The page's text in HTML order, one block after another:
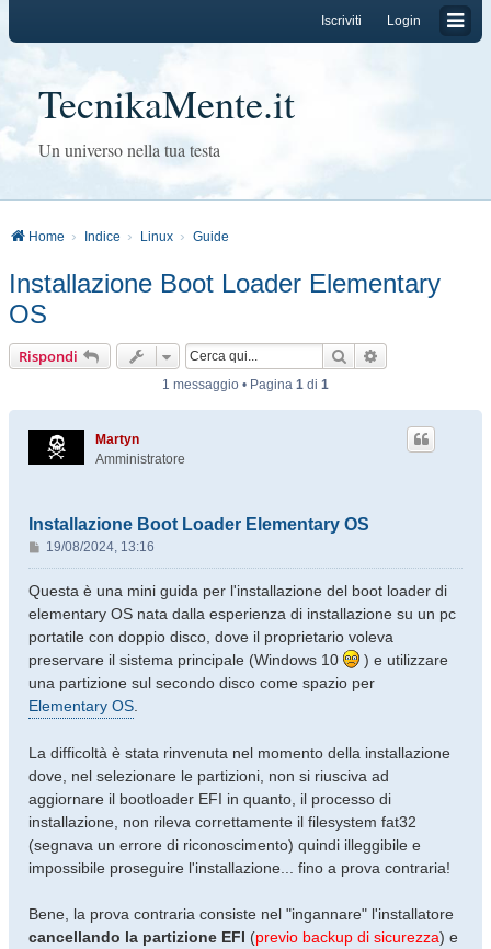
Login
Iscriviti
TecnikaMente.it
Un universo nella tua testa
Home Indice Linux Guide
Installazione Boot Loader Elementary
OS
Rispondi Cerca
1 messaggio • Pagina 1 di 1
Martyn
Amministratore
Installazione Boot Loader Elementary OS
M
e
s
g
g
i
o
19/08/2024, 13:16
Questa è una mini guida per l'installazione del boot loader di
elementary OS nata dalla esperienza di installazione su un pc
portatile con doppio disco, dove il proprietario voleva
preservare il sistema principale (Windows 10
) e utilizzare
una partizione sul secondo disco come spazio per
Elementary OS
La difficoltà è stata rinvenuta nel momento della installazione
dove, nel selezionare le partizioni, non si riusciva ad
aggiornare il bootloader EFI in quanto, il processo di
installazione, non rileva correttamente il filesystem fat32
(segnava un errore di riconoscimento) quindi illeggibile e
impossibile proseguire l'installazione... fino a prova contraria!
Bene, la prova contraria consiste nel "ingannare" l'installatore
cancellando la partizione EFI (previo backup di sicurezza) e